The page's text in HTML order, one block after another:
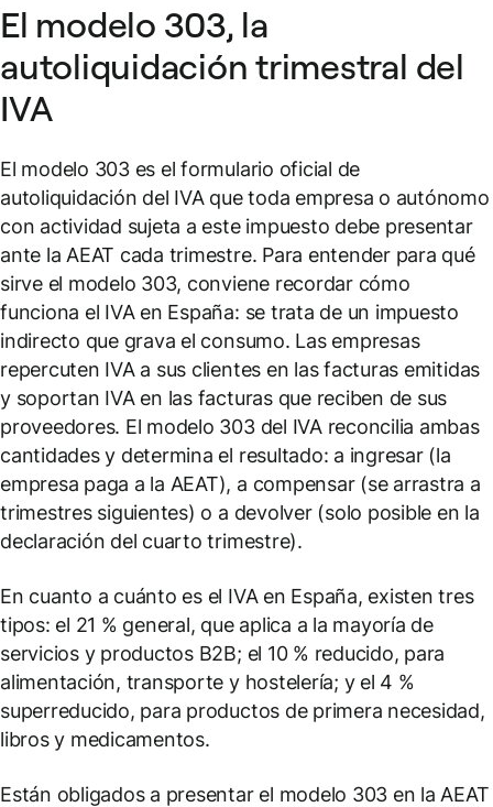
El modelo 303, la
autoliquidación trimestral del
IVA
El modelo 303 es el formulario oficial de
autoliquidación del IVA que toda empresa o autónomo
con actividad sujeta a este impuesto debe presentar
ante la AEAT cada trimestre. Para entender para qué
sirve el modelo 303, conviene recordar cómo
funciona el IVA en España: se trata de un impuesto
indirecto que grava el consumo. Las empresas
repercuten IVA a sus clientes en las facturas emitidas
y soportan IVA en las facturas que reciben de sus
proveedores. El modelo 303 del IVA reconcilia ambas
cantidades y determina el resultado: a ingresar (la
empresa paga a la AEAT), a compensar (se arrastra a
trimestres siguientes) o a devolver (solo posible en la
declaración del cuarto trimestre).
En cuanto a cuánto es el IVA en España, existen tres
tipos: el 21 % general, que aplica a la mayoría de
servicios y productos B2B; el 10 % reducido, para
alimentación, transporte y hostelería; y el 4 %
superreducido, para productos de primera necesidad,
libros y medicamentos.
Están obligados a presentar el modelo 303 en la AEAT